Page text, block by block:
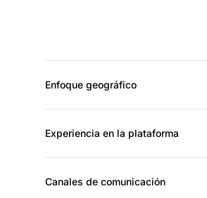
Enfoque geográfico
Experiencia en la plataforma
Canales de comunicación